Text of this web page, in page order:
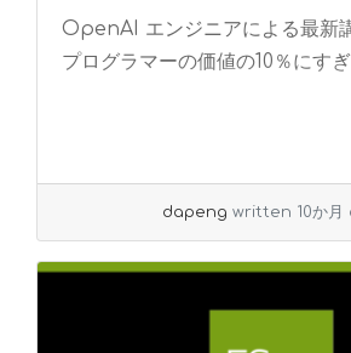
OpenAI エンジニアによる最新
プログラマーの価値の10％にす
dapeng written 10か月